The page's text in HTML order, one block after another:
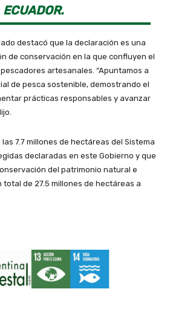
ECUADOR.
destacó que la declaración es una
de conservación en la que confluyen el
artesanales. “Apuntamos a
de pesca sostenible, demostrando el
prácticas responsables y avanzar
7.7 millones de hectáreas del Sistema
declaradas en este Gobierno y que
del patrimonio natural e
de 27.5 millones de hectáreas a